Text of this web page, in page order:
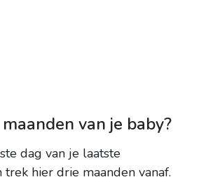
van je baby?
dag van je laatste
hier drie maanden vanaf.